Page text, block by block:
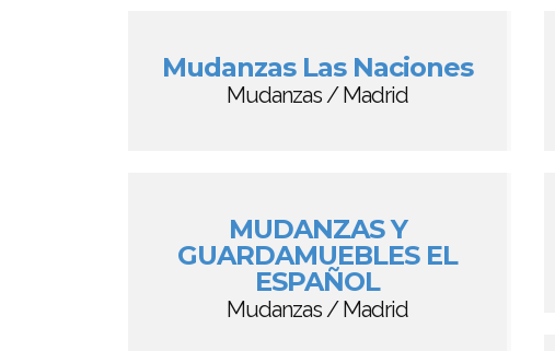
Mudanzas Las Naciones
Mudanzas / Madrid
MUDANZAS Y
GUARDAMUEBLES EL
ESPAÑOL
Mudanzas / Madrid